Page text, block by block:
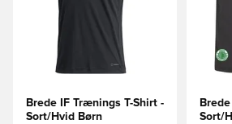
Brede IF Trænings T-Shirt -
Sort/Hvid Børn
Sort/